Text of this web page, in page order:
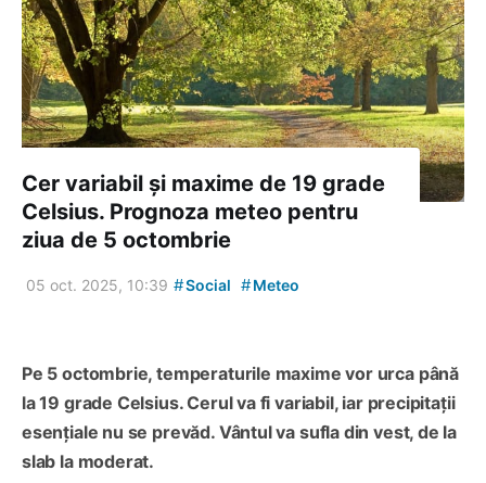
Cer variabil și maxime de 19 grade
Celsius. Prognoza meteo pentru
ziua de 5 octombrie
05 oct. 2025, 10:39 #Social #Meteo
Pe 5 octombrie, temperaturile maxime vor urca până
la 19 grade Celsius. Cerul va fi variabil, iar precipitații
esențiale nu se prevăd. Vântul va sufla din vest, de la
slab la moderat.